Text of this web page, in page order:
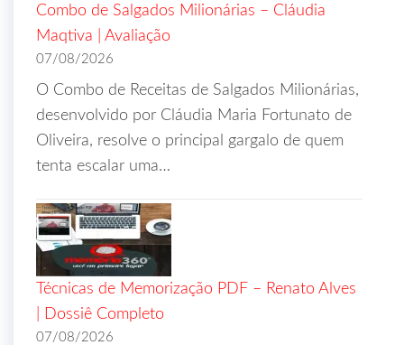
Combo de Salgados Milionárias – Cláudia
Maqtiva | Avaliação
07/08/2026
O Combo de Receitas de Salgados Milionárias,
desenvolvido por Cláudia Maria Fortunato de
Oliveira, resolve o principal gargalo de quem
tenta escalar uma…
Técnicas de Memorização PDF – Renato Alves
| Dossiê Completo
07/08/2026